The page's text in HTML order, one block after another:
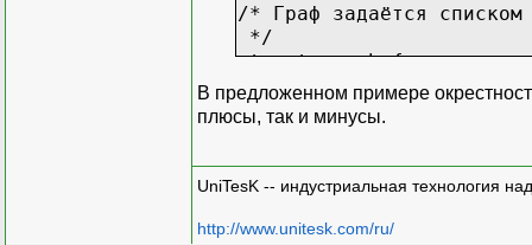
/* Граф задаётся
*/
struct graph {
struct
};
В предложенном примере
плюсы, так и минусы.
UniTesK -- индустриальная технология
http://www.unitesk.com/ru/